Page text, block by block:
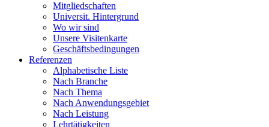
Mitgliedschaften
Universit. Hintergrund
Wo wir sind
Unsere Visitenkarte
Geschäftsbedingungen
Referenzen
Alphabetische Liste
Nach Branche
Nach Thema
Nach Anwendungsgebiet
Nach Leistung
Lehrtätigkeiten